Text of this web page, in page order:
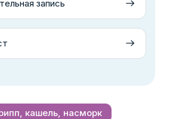
запись
кашель, насморк